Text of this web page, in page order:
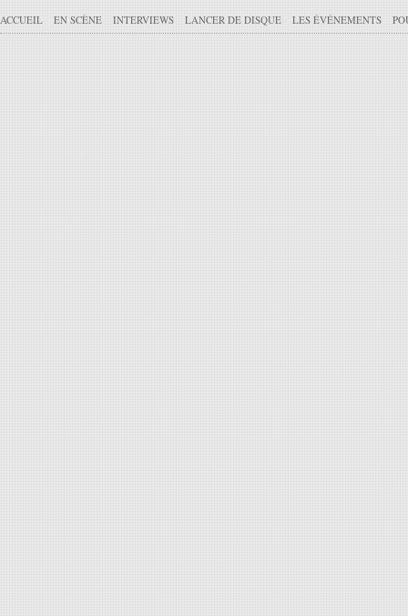
ACCUEIL EN SCÈNE INTERVIEWS LANCER DE DISQUE LES ÉVÉNEMENTS